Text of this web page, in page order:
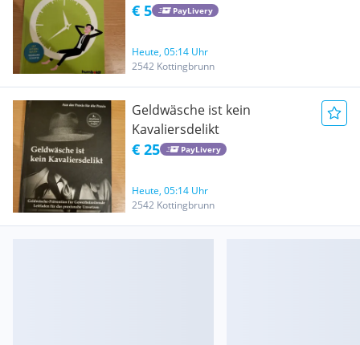
€ 5 PayLivery
Heute, 05:14 Uhr
2542 Kottingbrunn
Geldwäsche ist kein
Kavaliersdelikt
€ 25 PayLivery
Heute, 05:14 Uhr
2542 Kottingbrunn